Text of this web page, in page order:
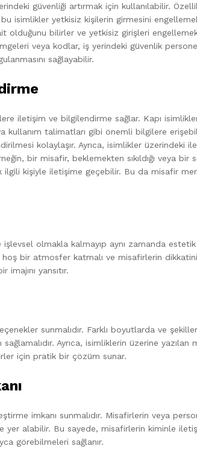
güvenliği artırmak için kullanılabilir.
isimlikler yetkisiz kişilerin girmesini
olduğunu bilirler ve yetkisiz girişleri
veya kodlar, iş yerindeki güvenlik
sağlayabilir.
iletişim ve bilgilendirme sağlar. Kapı
kullanım talimatları gibi önemli bilgilere
kolaylaşır. Ayrıca, isimlikler üzerindeki
bir misafir, beklemekten sıkıldığı veya
kişiyle iletişime geçebilir. Bu da misafir
olmakla kalmayıp aynı zamanda
hoş bir atmosfer katmalı ve misafirlerin
yansıtır.
sunmalıdır. Farklı boyutlarda ve
Ayrıca, isimliklerin üzerine
için pratik bir çözüm sunar.
imkanı sunmalıdır. Misafirlerin veya
yer alabilir. Bu sayede, misafirlerin kiminle
görebilmeleri sağlanır.